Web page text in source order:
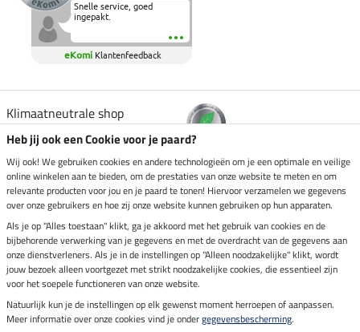
Snelle service, goed
ingepakt.
eKomi Klantenfeedback
Klimaatneutrale shop
Verzending per
Veilig betalen met
Impressum
Laatste update op 06.08.2026 om 14:39 uur
Heb jij ook een Cookie voor je paard?
Wij ook! We gebruiken cookies en andere technologieën om je een optimale en veilige
online winkelen aan te bieden, om de prestaties van onze website te meten en om
relevante producten voor jou en je paard te tonen! Hiervoor verzamelen we gegevens
over onze gebruikers en hoe zij onze website kunnen gebruiken op hun apparaten.
Als je op "Alles toestaan" klikt, ga je akkoord met het gebruik van cookies en de
bijbehorende verwerking van je gegevens en met de overdracht van de gegevens aan
onze dienstverleners. Als je in de instellingen op "Alleen noodzakelijke" klikt, wordt
jouw bezoek alleen voortgezet met strikt noodzakelijke cookies, die essentieel zijn
voor het soepele functioneren van onze website.
Natuurlijk kun je de instellingen op elk gewenst moment herroepen of aanpassen.
Meer informatie over onze cookies vind je ondergegevensbescherming.